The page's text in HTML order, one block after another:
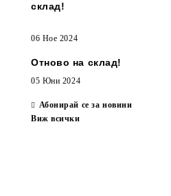
склад!
06 Ное 2024
Отново на склад!
05 Юни 2024
Абонирай се за новини
Виж всички